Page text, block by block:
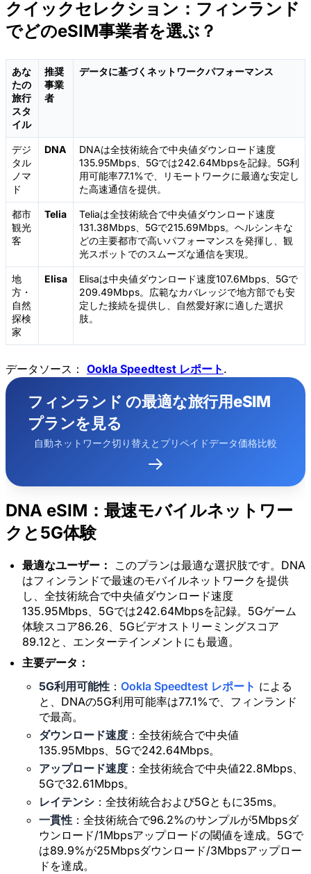
クイックセレクション：フィンランド
でどのeSIM事業者を選ぶ？
あな
たの
旅行
スタ
イル
推奨
事業
者
データに基づくネットワークパフォーマンス
デジ
タル
ノマ
ド
DNA
DNAは全技術統合で中央値ダウンロード速度
135.95Mbps、5Gでは242.64Mbpsを記録。5G利
用可能率77.1%で、リモートワークに最適な安定し
た高速通信を提供。
都市
観光
客
Telia
Teliaは全技術統合で中央値ダウンロード速度
131.38Mbps、5Gで215.69Mbps。ヘルシンキな
どの主要都市で高いパフォーマンスを発揮し、観
光スポットでのスムーズな通信を実現。
地
方・
自然
探検
家
Elisa
Elisaは中央値ダウンロード速度107.6Mbps、5Gで
209.49Mbps。広範なカバレッジで地方部でも安
定した接続を提供し、自然愛好家に適した選択
肢。
データソース： Ookla Speedtest レポート .
フィンランド の最適な旅行用eSIM
プランを見る
自動ネットワーク切り替えとプリペイドデータ価格比較
DNA eSIM：最速モバイルネットワー
クと5G体験
最適なユーザー：
このプランは最適な選択肢です。DNA
はフィンランドで最速のモバイルネットワークを提供
し、全技術統合で中央値ダウンロード速度
135.95Mbps、5Gでは242.64Mbpsを記録。5Gゲーム
体験スコア86.26、5Gビデオストリーミングスコア
89.12と、エンターテインメントにも最適。
主要データ：
5G利用可能性 ： Ookla Speedtest レポート による
と、DNAの5G利用可能率は77.1%で、フィンランド
で最高。
ダウンロード速度 ：全技術統合で中央値
135.95Mbps、5Gで242.64Mbps。
アップロード速度 ：全技術統合で中央値22.8Mbps、
5Gで32.61Mbps。
レイテンシ ：全技術統合および5Gともに35ms。
一貫性 ：全技術統合で96.2%のサンプルが5Mbpsダ
ウンロード/1Mbpsアップロードの閾値を達成。5Gで
は89.9%が25Mbpsダウンロード/3Mbpsアップロー
ドを達成。